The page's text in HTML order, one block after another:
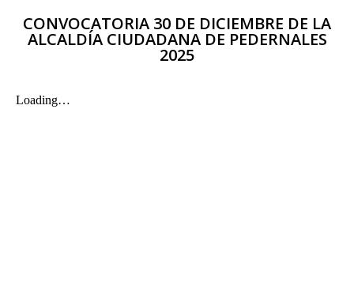
CONVOCATORIA 30 DE DICIEMBRE DE LA
ALCALDÍA CIUDADANA DE PEDERNALES
2025